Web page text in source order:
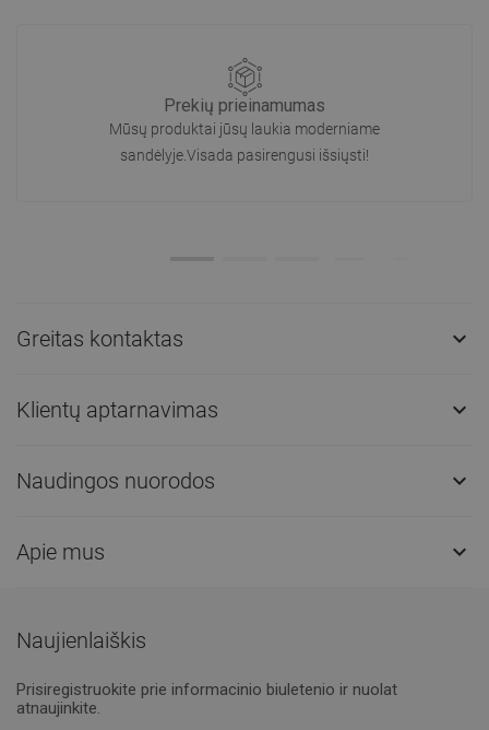
Prekių prieinamumas
Mūsų produktai jūsų laukia moderniame
sandėlyje.Visada pasirengusi išsiųsti!
Greitas kontaktas 
Klientų aptarnavimas 
Naudingos nuorodos 
Apie mus 
Naujienlaiškis
Prisiregistruokite prie informacinio biuletenio ir nuolat
atnaujinkite.